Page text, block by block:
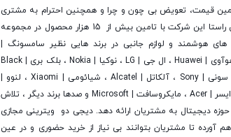
قیمت، تعویض بی چون و چرا و همچنین احترام به مشتری
در خرید آنلاین است. در این راستا این شرکت با تامین بیش از 15 هزار محصول در مجموعه
هوشمند و لوازم جانبی در برند هایی نظیر سامسونگ |
Samsung ، اپل | Apple ، هوآوی | Huawei ، ال جی | LG ، نوکیا | Nokia ، بلک بری | Black
Berry ، اچ تی سی | Htc ، سونی | Sony ، آلکاتل | Alcatel ، شیائومی | Xiaomi ، لنوو |
Lenovo ، ایسوس | Asus ، ایسر | Acer ، مایکروسافت | Microsoft و صدها برند دیگر ، تلاش
دیجیتال به مشتریان ارائه دهد. دیجی دو ویترینی مجازی
آورده تا مشتریان بتوانند بی نیاز از خرید حضوری و در عین